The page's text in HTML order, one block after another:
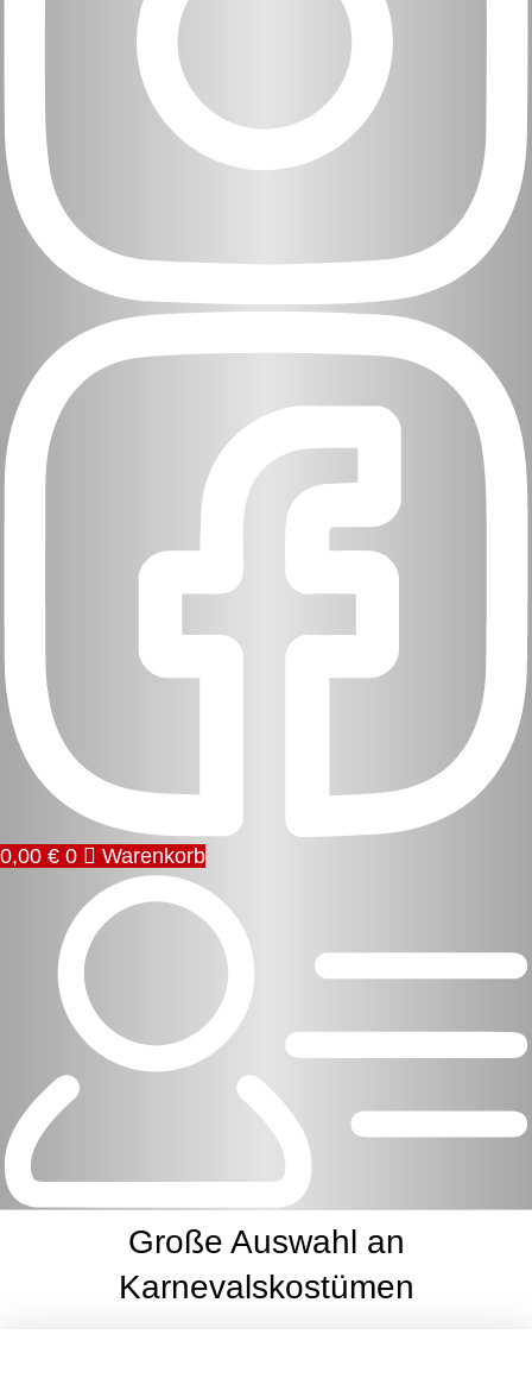
0,00 € 0 Warenkorb
Große Auswahl an
Karnevalskostümen